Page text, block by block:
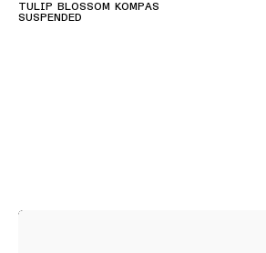
TULIP BLOSSOM KOMPAS
SUSPENDED